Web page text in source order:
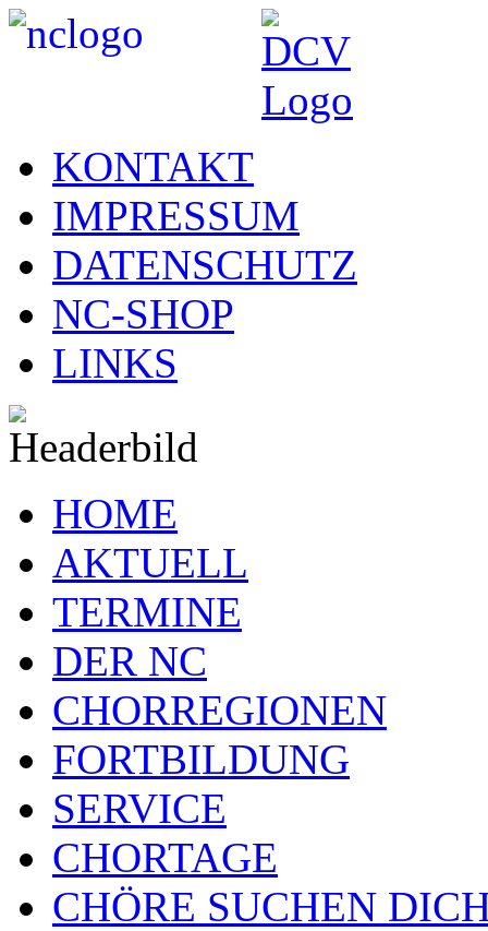
KONTAKT
IMPRESSUM
DATENSCHUTZ
NC-SHOP
LINKS
HOME
AKTUELL
TERMINE
DER NC
CHORREGIONEN
FORTBILDUNG
SERVICE
CHORTAGE
CHÖRE SUCHEN